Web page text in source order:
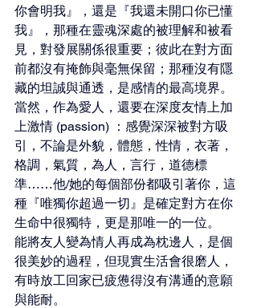
你會明我』，還是『我還未開口你已懂
我』，那種在靈魂深處的被理解和被看
見，對發展關係很重要；彼此在對方面
前都沒有掩飾與毫無保留；那種沒有隱
藏的坦誠與通透，是感情的最高境界。
當然，作為愛人，還要在深度友情上加
上激情 (passion) ：感覺深深被對方吸
引，不論是外貌，體態，性情，衣著，
格調，氣質，為人，言行，道德標
準……他/她的每個部份都吸引著你，這
種『唯獨你超過一切』是確定對方在你
生命中很獨特，更是那唯一的一位。
能將友人變為情人再成為枕邊人，是個
很美妙的過程，但現實生活會很磨人，
有時放工回家已疲憊得沒有溝通的意願
與能耐。